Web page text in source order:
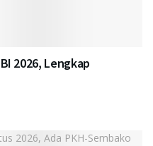
2026, Lengkap